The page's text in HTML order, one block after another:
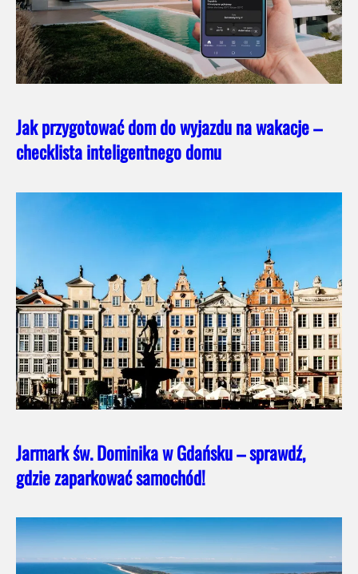
Jak przygotować dom do wyjazdu na wakacje –
checklista inteligentnego domu
Jarmark św. Dominika w Gdańsku – sprawdź,
gdzie zaparkować samochód!